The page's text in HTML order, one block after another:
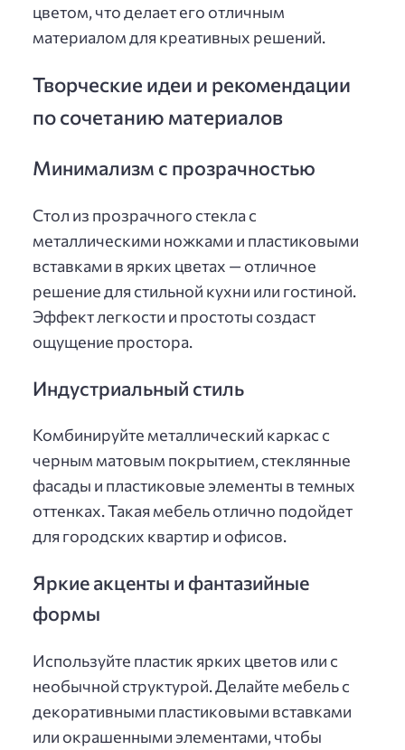
цветом, что делает его отличным
материалом для креативных решений.
Творческие идеи и рекомендации
по сочетанию материалов
Минимализм с прозрачностью
Стол из прозрачного стекла с
металлическими ножками и пластиковыми
вставками в ярких цветах — отличное
решение для стильной кухни или гостиной.
Эффект легкости и простоты создаст
ощущение простора.
Индустриальный стиль
Комбинируйте металлический каркас с
черным матовым покрытием, стеклянные
фасады и пластиковые элементы в темных
оттенках. Такая мебель отлично подойдет
для городских квартир и офисов.
Яркие акценты и фантазийные
формы
Используйте пластик ярких цветов или с
необычной структурой. Делайте мебель с
декоративными пластиковыми вставками
или окрашенными элементами, чтобы